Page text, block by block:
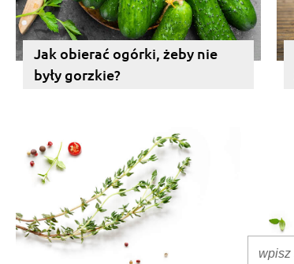
Jak obierać ogórki, żeby nie
były gorzkie?